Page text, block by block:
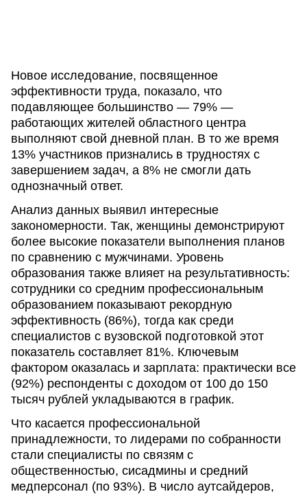
Новое исследование, посвященное
эффективности труда, показало, что
подавляющее большинство — 79% —
работающих жителей областного центра
выполняют свой дневной план. В то же время
13% участников признались в трудностях с
завершением задач, а 8% не смогли дать
однозначный ответ.
Анализ данных выявил интересные
закономерности. Так, женщины демонстрируют
более высокие показатели выполнения планов
по сравнению с мужчинами. Уровень
образования также влияет на результативность:
сотрудники со средним профессиональным
образованием показывают рекордную
эффективность (86%), тогда как среди
специалистов с вузовской подготовкой этот
показатель составляет 81%. Ключевым
фактором оказалась и зарплата: практически все
(92%) респонденты с доходом от 100 до 150
тысяч рублей укладываются в график.
Что касается профессиональной
принадлежности, то лидерами по собранности
стали специалисты по связям с
общественностью, сисадмины и средний
медперсонал (по 93%). В число аутсайдеров,